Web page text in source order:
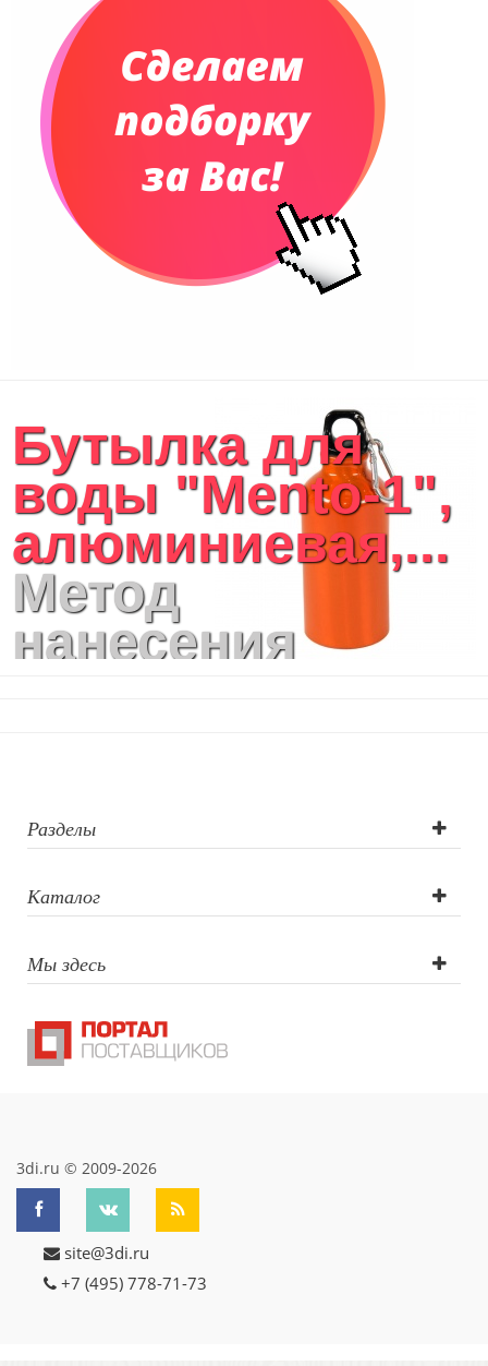
Бутылка для
воды "Mento-1",
алюминиевая,...
Метод
нанесения
круговая
больше 5 см2,
Лазерная
гравировка
больше 5 см2,
Круговая УФ -
Лазерная
гравировка
круговая до 5
Разделы
Каталог
Мы здесь
3di.ru © 2009-2026
site@3di.ru
+7 (495) 778-71-73